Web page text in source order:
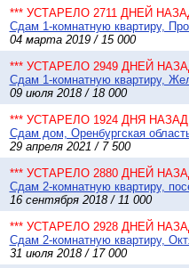
*** УСТАРЕЛО 2711 ДНЕЙ
Сдам 1-комнатную квартиру,
04 марта 2019 / 15 000
*** УСТАРЕЛО 2949 ДНЕЙ
Сдам 1-комнатную квартиру,
09 июля 2018 / 18 000
*** УСТАРЕЛО 1924 ДНЯ НАЗАД
Сдам дом, Оренбургская
29 апреля 2021 / 7 500
*** УСТАРЕЛО 2880 ДНЕЙ
Сдам 2-комнатную квартиру,
16 сентября 2018 / 11 000
*** УСТАРЕЛО 2928 ДНЕЙ
Сдам 2-комнатную квартиру,
31 июля 2018 / 17 000